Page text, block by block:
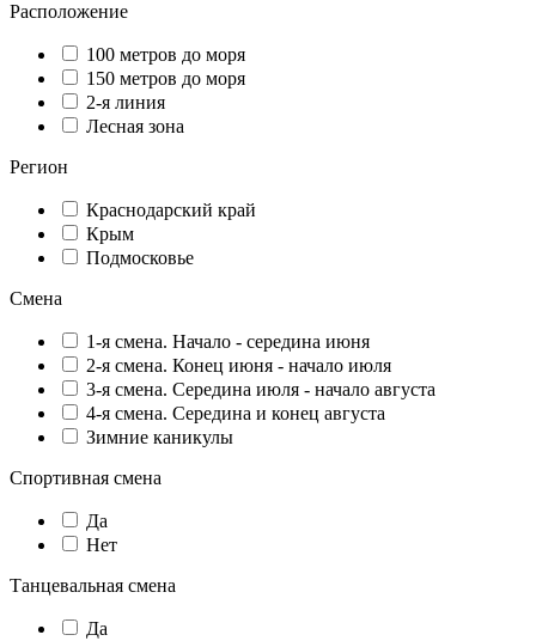
Расположение
100 метров до моря
150 метров до моря
2-я линия
Лесная зона
Регион
Краснодарский край
Крым
Подмосковье
Смена
1-я смена. Начало - середина июня
2-я смена. Конец июня - начало июля
3-я смена. Середина июля - начало августа
4-я смена. Середина и конец августа
Зимние каникулы
Спортивная смена
Да
Нет
Танцевальная смена
Да